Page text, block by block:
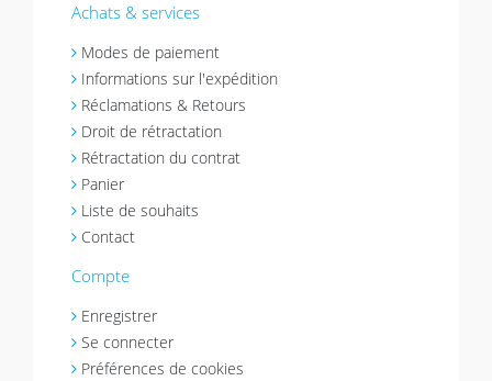
Achats & services
Modes de paiement
Informations sur l'expédition
Réclamations & Retours
Droit de rétractation
Rétractation du contrat
Panier
Liste de souhaits
Contact
Compte
Enregistrer
Se connecter
Préférences de cookies